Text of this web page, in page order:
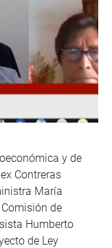
y de
Contreras
María
de
Humberto
de Ley